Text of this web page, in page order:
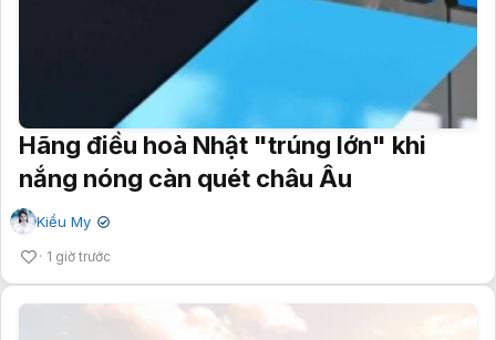
Hãng điều hoà Nhật "trúng lớn" khi
nắng nóng càn quét châu Âu
Kiều My ✔
1 giờ trước